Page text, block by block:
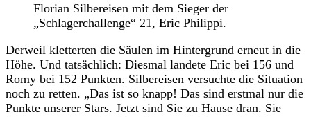
Florian Silbereisen mit dem Sieger der
„Schlagerchallenge“ 21, Eric Philippi.
Derweil kletterten die Säulen im Hintergrund erneut in die
Höhe. Und tatsächlich: Diesmal landete Eric bei 156 und
Romy bei 152 Punkten. Silbereisen versuchte die Situation
noch zu retten. „Das ist so knapp! Das sind erstmal nur die
Punkte unserer Stars. Jetzt sind Sie zu Hause dran. Sie